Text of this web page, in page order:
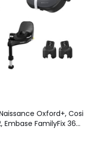
Oxford+, Cosi
Embase FamilyFix 360